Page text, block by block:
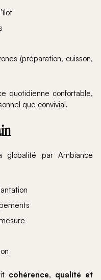
(préparation, cuisson,
quotidienne confortable,
que convivial.
par Ambiance
cohérence, qualité et